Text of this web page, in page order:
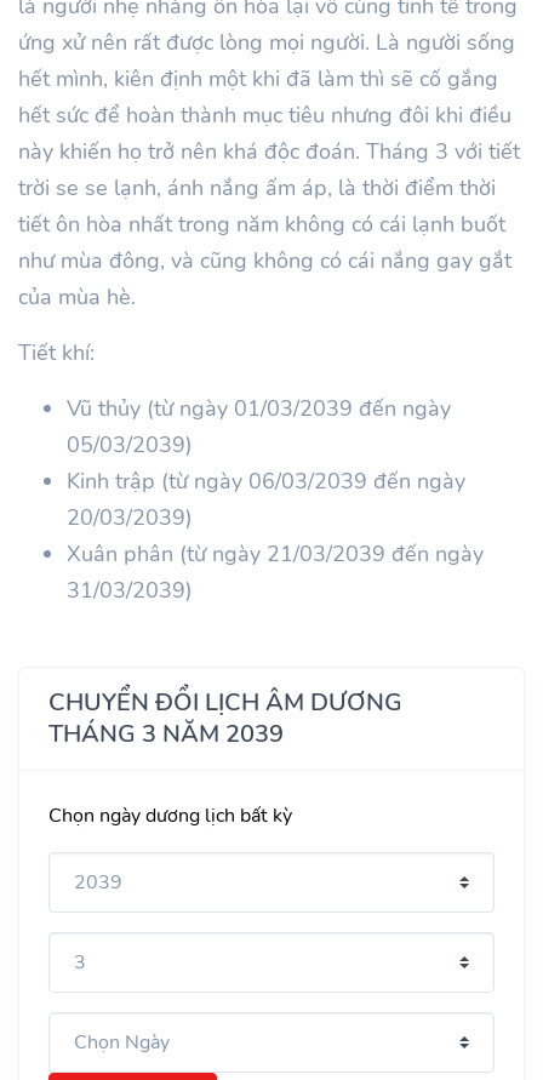
là người nhẹ nhàng ôn hòa lại vô cùng tinh tế trong
ứng xử nên rất được lòng mọi người. Là người sống
hết mình, kiên định một khi đã làm thì sẽ cố gắng
hết sức để hoàn thành mục tiêu nhưng đôi khi điều
này khiến họ trở nên khá độc đoán. Tháng 3 với tiết
trời se se lạnh, ánh nắng ấm áp, là thời điểm thời
tiết ôn hòa nhất trong năm không có cái lạnh buốt
như mùa đông, và cũng không có cái nắng gay gắt
của mùa hè.
Tiết khí:
Vũ thủy (từ ngày 01/03/2039 đến ngày
05/03/2039)
Kinh trập (từ ngày 06/03/2039 đến ngày
20/03/2039)
Xuân phân (từ ngày 21/03/2039 đến ngày
31/03/2039)
CHUYỂN ĐỔI LỊCH ÂM DƯƠNG
THÁNG 3 NĂM 2039
Chọn ngày dương lịch bất kỳ